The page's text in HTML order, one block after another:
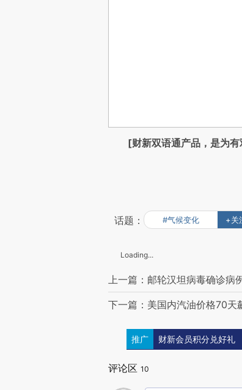
[财新双语通产品，是为
话题： #气候变化 +关
Loading...
上一篇：邮轮汉坦病毒确诊病
下一篇：美国内汽油价格70
推广 财新会员积分兑好礼
评论区 10